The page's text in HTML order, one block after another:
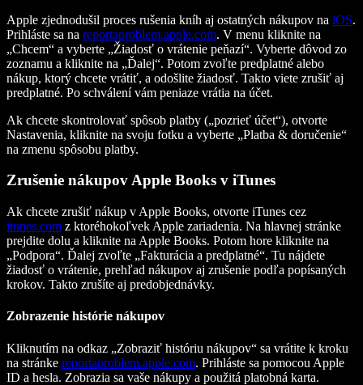
Apple zjednodušil proces rušenia kníh aj ostatných nákupov na iOS.
Prihláste sa na reportaproblem.apple.com. V menu kliknite na
„Chcem“ a vyberte „Žiadosť o vrátenie peňazí“. Vyberte dôvod zo
zoznamu a kliknite na „Ďalej“. Potom zvoľte predplatné alebo
nákup, ktorý chcete vrátiť, a odošlite žiadosť. Takto viete zrušiť aj
predplatné. Po schválení vám peniaze vrátia na účet.
Ak chcete skontrolovať spôsob platby („pozrieť účet“), otvorte
Nastavenia, kliknite na svoju fotku a vyberte „Platba & doručenie“
na zmenu spôsobu platby.
Zrušenie nákupov Apple Books v iTunes
Ak chcete zrušiť nákup v Apple Books, otvorte iTunes cez
itunes.com z ktoréhokoľvek Apple zariadenia. Na hlavnej stránke
prejdite dolu a kliknite na Apple Books. Potom hore kliknite na
„Podpora“. Ďalej zvoľte „Fakturácia a predplatné“. Tu nájdete
žiadosť o vrátenie, prehľad nákupov aj zrušenie podľa popísaných
krokov. Takto zrušíte aj predobjednávky.
Zobrazenie histórie nákupov
Kliknutím na odkaz „Zobraziť históriu nákupov“ sa vrátite k kroku
na stránke reportaproblem.apple.com. Prihláste sa pomocou Apple
ID a hesla. Zobrazia sa vaše nákupy a použitá platobná karta.